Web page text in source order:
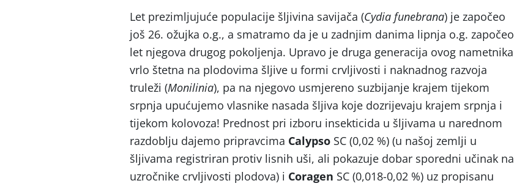
Let prezimljujuće populacije šljivina savijača (Cydia funebrana) je započeo
još 26. ožujka o.g., a smatramo da je u zadnjim danima lipnja o.g. započeo
let njegova drugog pokoljenja. Upravo je druga generacija ovog nametnika
vrlo štetna na plodovima šljive u formi crvljivosti i naknadnog razvoja
truleži (Monilinia), pa na njegovo usmjereno suzbijanje krajem tijekom
srpnja upućujemo vlasnike nasada šljiva koje dozrijevaju krajem srpnja i
tijekom kolovoza! Prednost pri izboru insekticida u šljivama u narednom
razdoblju dajemo pripravcima Calypso SC (0,02 %) (u našoj zemlji u
šljivama registriran protiv lisnih uši, ali pokazuje dobar sporedni učinak na
uzročnike crvljivosti plodova) i Coragen SC (0,018-0,02 %) uz propisanu